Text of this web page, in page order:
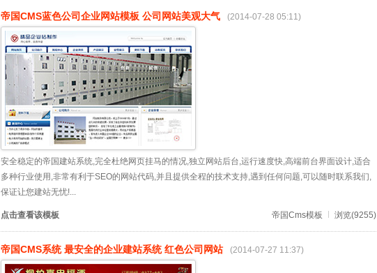
帝国CMS蓝色公司企业网站模板 公司网站美观大气 (2014-07-28 05:11)
安全稳定的帝国建站系统,完全杜绝网页挂马的情况,独立网站后台,运行速度快,高端前台界面设计,适合
多种行业使用,非常有利于SEO的网站代码,并且提供全程的技术支持,遇到任何问题,可以随时联系我们,
保证让您建站无忧!...
帝国Cms模板 浏览(9255)
点击查看该模板
帝国CMS系统 最安全的企业建站系统 红色公司网站 (2014-07-27 11:37)